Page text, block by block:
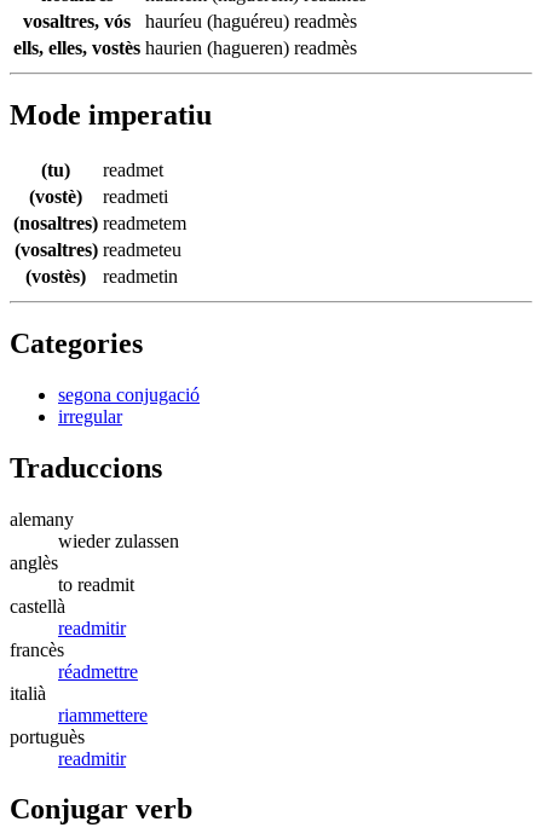
vosaltres, vós
hauríeu (haguéreu) readmès
ells, elles, vostès haurien (hagueren) readmès
Mode imperatiu
(tu)
readmet
(vostè)
readmeti
(nosaltres) readmetem
(vosaltres) readmeteu
(vostès)
readmetin
Categories
segona conjugació
irregular
Traduccions
alemany
wieder zulassen
anglès
to readmit
castellà
readmitir
francès
réadmettre
italià
riammettere
portuguès
readmitir
Conjugar verb